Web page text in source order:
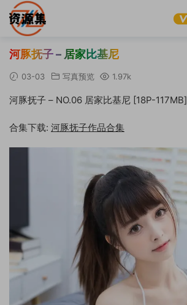
河豚抚子 – 居家比基尼
03-03 写真预览 1.97k
河豚抚子 – NO.06 居家比基尼 [18P-117MB]
合集下载: 河豚抚子作品合集